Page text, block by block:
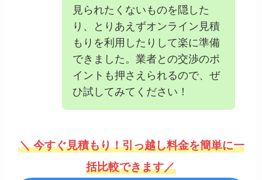
見られたくないものを隠した
り、とりあえずオンライン見積
もりを利用したりして楽に準備
できました。業者との交渉のポ
イントも押さえられるので、ぜ
ひ試してみてください！
＼ 今すぐ見積もり！引っ越し料金を簡単に一
括比較できます／